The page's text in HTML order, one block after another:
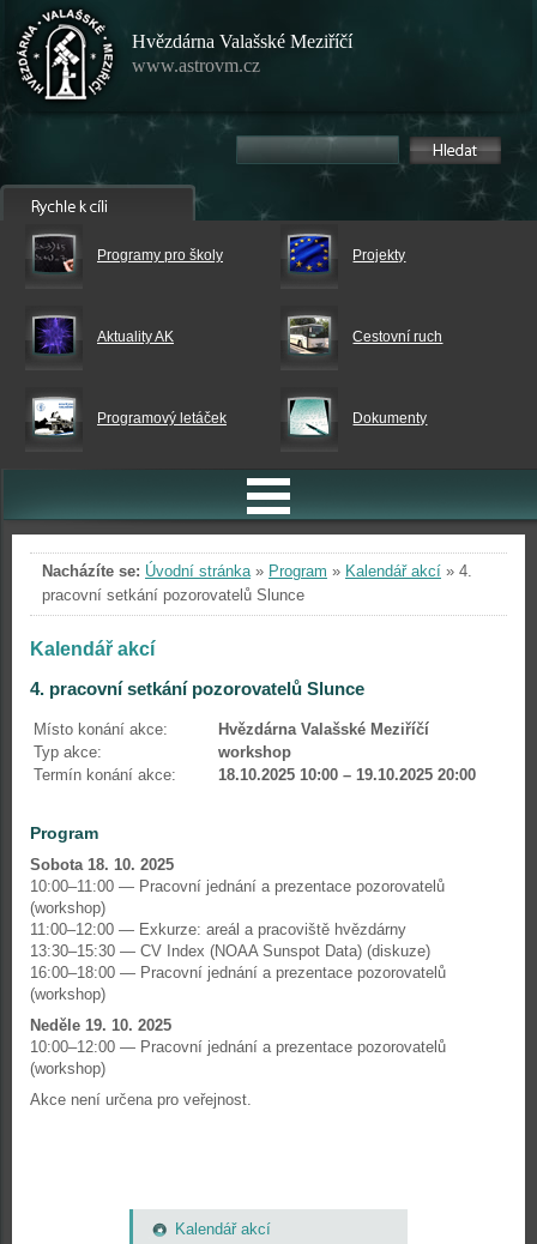
Hvězdárna Valašské Meziříčí
www.astrovm.cz
Programy pro školy Projekty
Aktuality AK Cestovní ruch
Programový letáček Dokumenty
Kalendář akcí
Nacházíte se: Úvodní stránka» Program » Kalendář akcí » 4.
pracovní setkání pozorovatelů Slunce
Kalendář akcí
4. pracovní setkání pozorovatelů Slunce
Místo konání akce:
Hvězdárna Valašské Meziříčí
Typ akce:
workshop
Termín konání akce:
18.10.2025 10:00 – 19.10.2025 20:00
Program
Sobota 18. 10. 2025
10:00–11:00 — Pracovní jednání a prezentace pozorovatelů
(workshop)
11:00–12:00 — Exkurze: areál a pracoviště hvězdárny
13:30–15:30 — CV Index (NOAA Sunspot Data) (diskuze)
16:00–18:00 — Pracovní jednání a prezentace pozorovatelů
(workshop)
Neděle 19. 10. 2025
10:00–12:00 — Pracovní jednání a prezentace pozorovatelů
(workshop)
Akce není určena pro veřejnost.